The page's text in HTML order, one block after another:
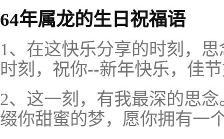
64年属龙的生日祝福语
1、在这快乐分享的时刻，
时刻，祝你--新年快乐，佳
2、这一刻，有我最深的思
缀你甜蜜的梦，愿你拥有一